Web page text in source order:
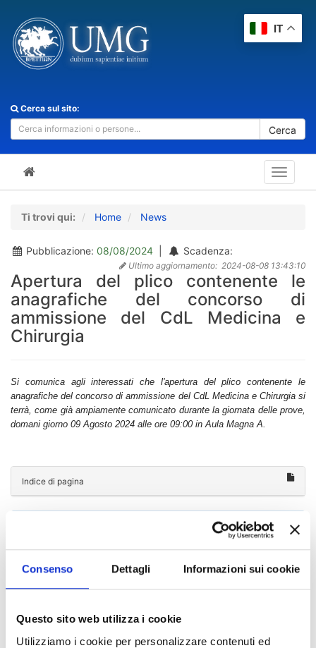
Consenso Dettagli Informazioni sui cookie
Questo sito web utilizza i cookie
Utilizziamo i cookie per personalizzare contenuti ed
Cerca sul sito:
Cerca
Toggle
Ti trovi qui: Home News
Pubblicazione: 08/08/2024 Scadenza:
Ultimo aggiornamento: 2024-08-08 13:43:10
Apertura del plico contenente le
anagrafiche del concorso di
ammissione del CdL Medicina e
Chirurgia
Si comunica agli interessati che l'apertura del plico contenente le
anagrafiche del concorso di ammissione del CdL Medicina e Chirurgia si
terrà, come già ampiamente comunicato durante la giornata delle prove,
domani giorno 09 Agosto 2024 alle ore 09:00 in Aula Magna A.
Indice di pagina
Futuro Studente
Laureato
IT